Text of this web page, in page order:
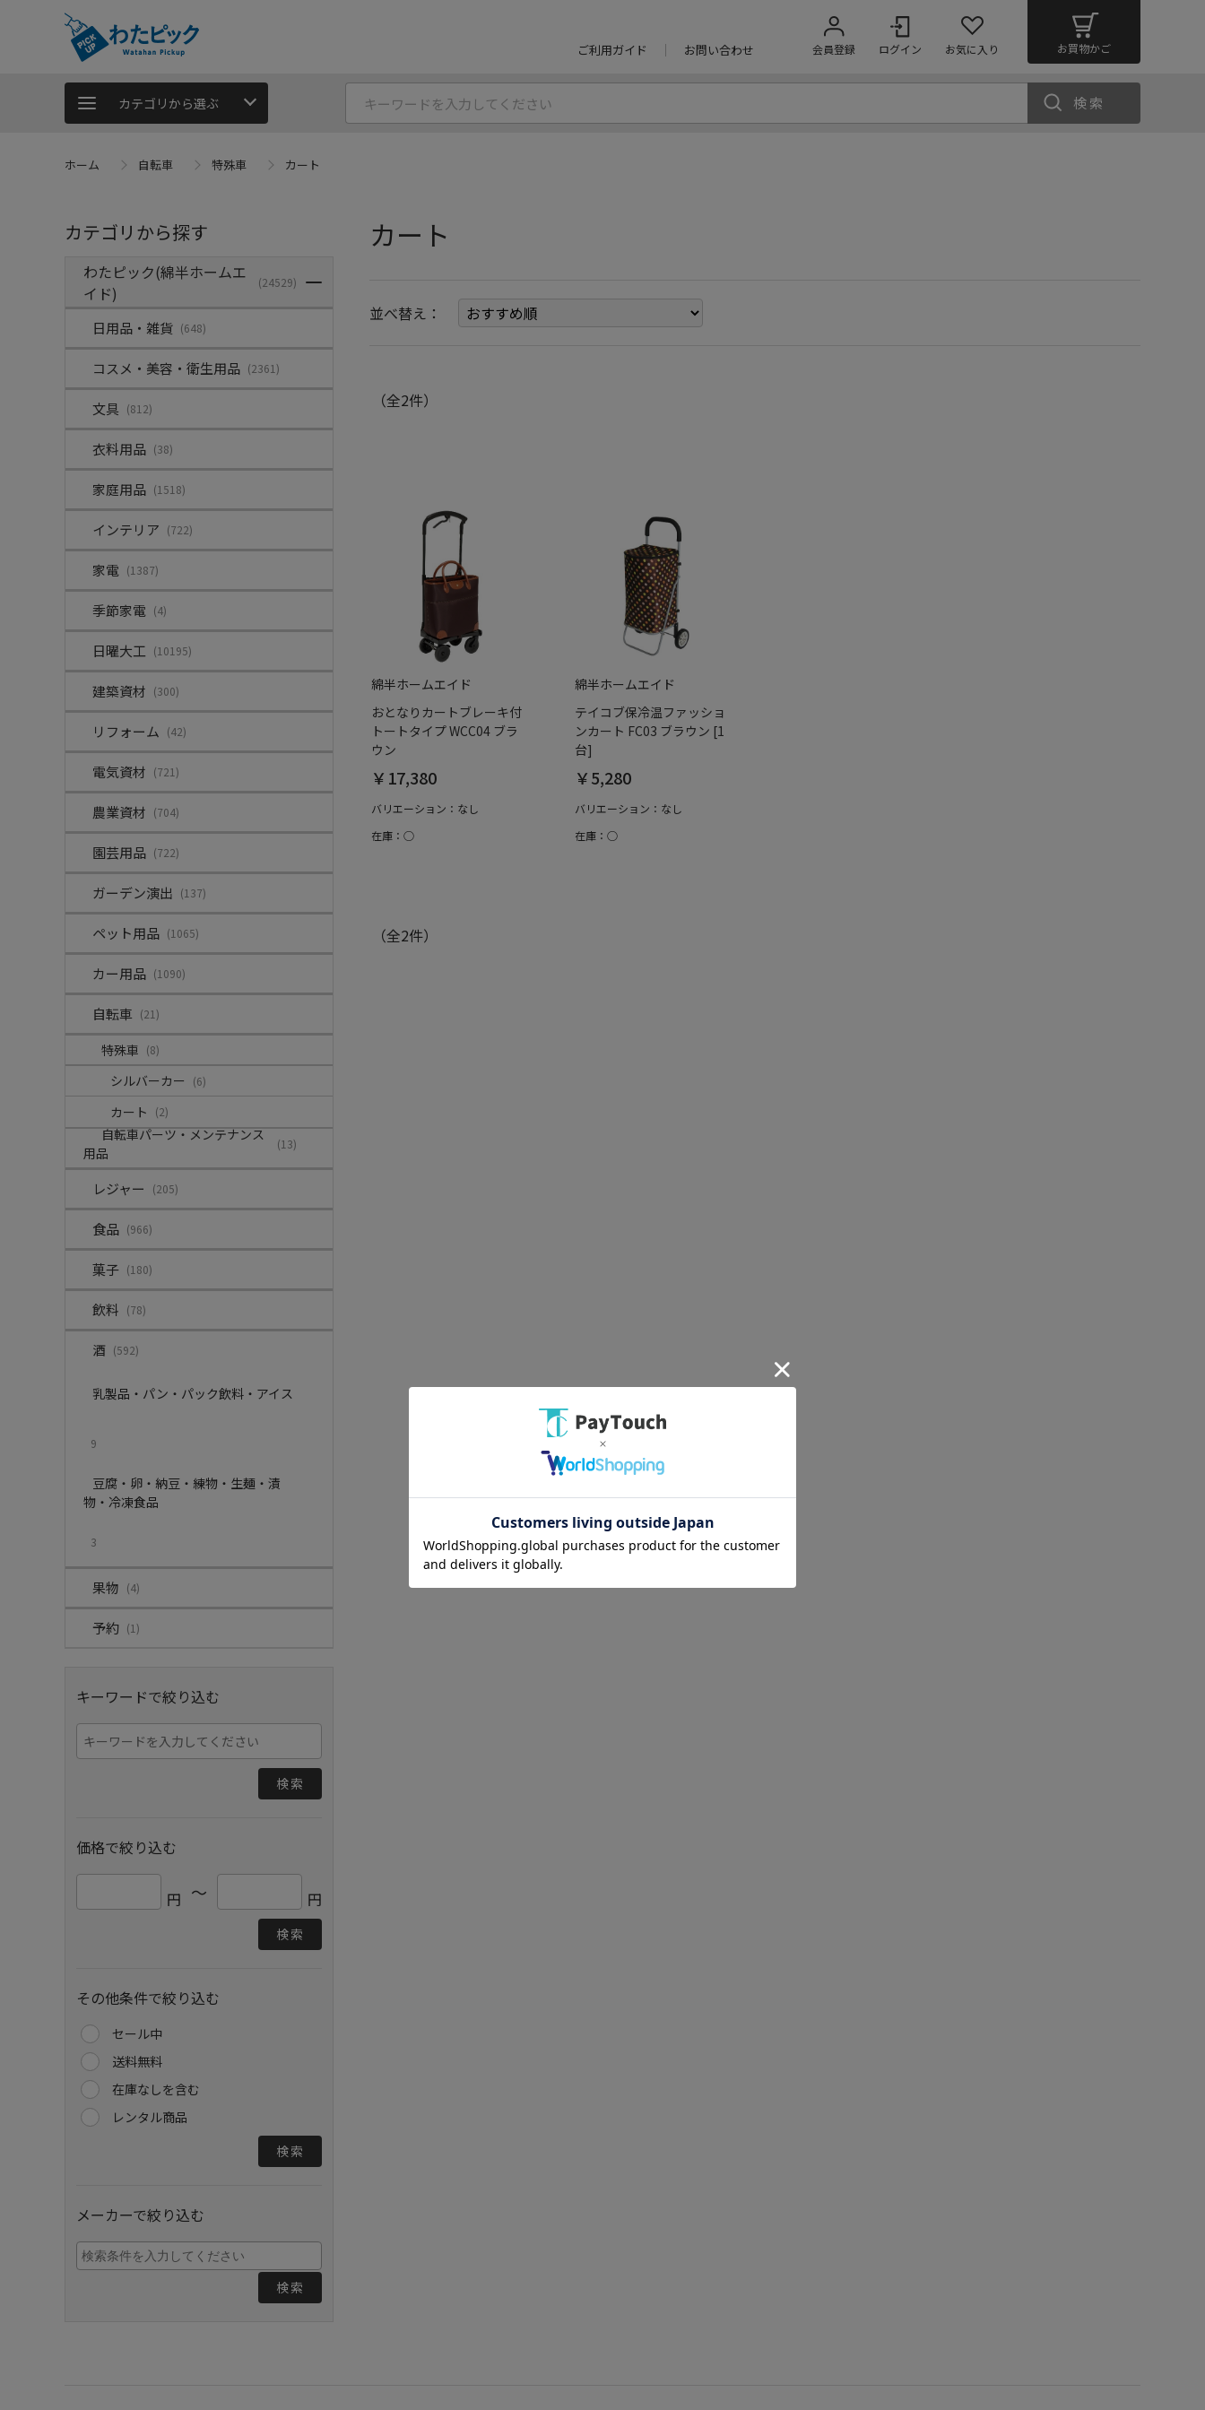
ご利用ガイド お問い合わせ 会員登録 ログイン お気に入り お買物かご
カテゴリから選ぶ 検索
ホーム 自転車 特殊車 カート
カテゴリから探す
わたピック(綿半ホームエ
イド)
(24529)
日用品・雑貨 (648)
コスメ・美容・衛生用品 (2361)
文具 (812)
衣料用品 (38)
家庭用品 (1518)
インテリア (722)
家電 (1387)
季節家電 (4)
日曜大工 (10195)
建築資材 (300)
リフォーム (42)
電気資材 (721)
農業資材 (704)
園芸用品 (722)
ガーデン演出 (137)
ペット用品 (1065)
カー用品 (1090)
自転車 (21)
特殊車 (8)
シルバーカー (6)
カート (2)
自転車パーツ・メンテナンス
用品
(13)
レジャー (205)
食品 (966)
菓子 (180)
飲料 (78)
酒 (592)
乳製品・パン・パック飲料・アイス
9
豆腐・卵・納豆・練物・生麺・漬
物・冷凍食品
3
果物 (4)
予約 (1)
キーワードで絞り込む
検索
価格で絞り込む
円 ～ 円
検索
その他条件で絞り込む
セール中
送料無料
在庫なしを含む
レンタル商品
検索
メーカーで絞り込む
検索
カート
並べ替え：
（全2件）
綿半ホームエイド
おとなりカートブレーキ付
トートタイプ WCC04 ブラ
ウン
￥17,380
バリエーション：なし
在庫：○
綿半ホームエイド
テイコブ保冷温ファッショ
ンカート FC03 ブラウン [1
台]
￥5,280
バリエーション：なし
在庫：○
（全2件）